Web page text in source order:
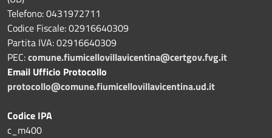
Telefono: 0431972711
Codice Fiscale: 02916640309
Partita IVA: 02916640309
PEC:comune.fiumicellovillavicentina@certgov.fvg.it
Email Ufficio Protocollo
protocollo@comune.fiumicellovillavicentina.ud.it
Codice IPA
c_m400